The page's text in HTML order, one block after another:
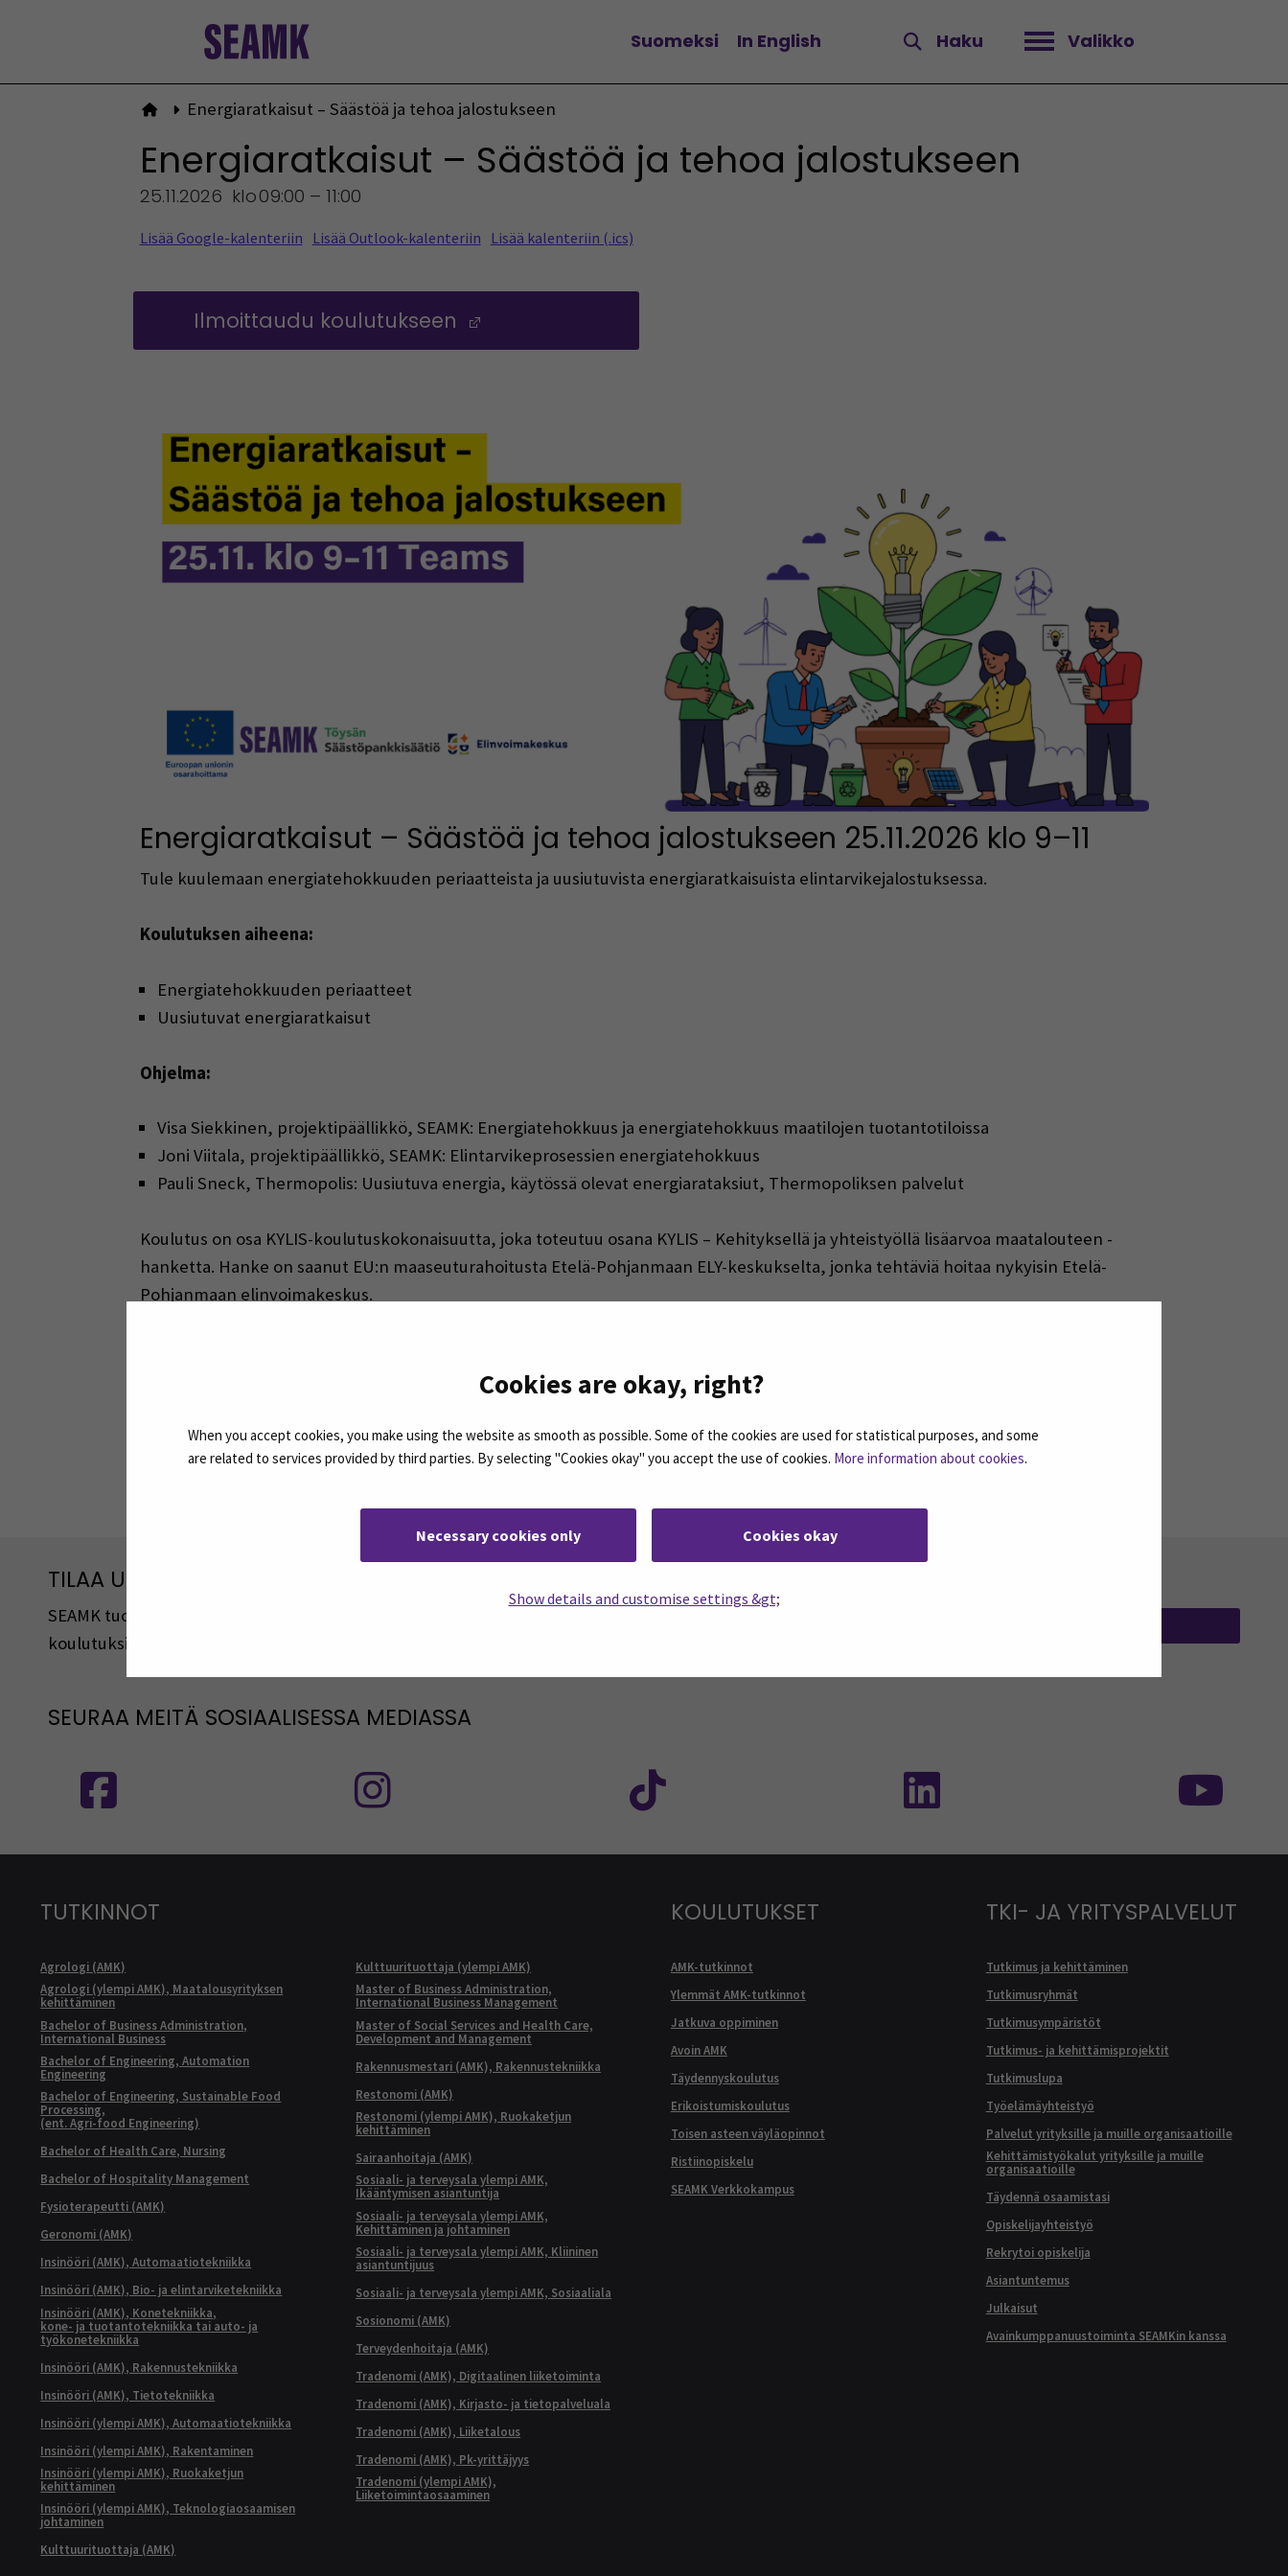
Cookies are okay, right?
When you accept cookies, you make using the website as smooth as possible. Some of the cookies are used for statistical purposes, and some
are related to services provided by third parties. By selecting "Cookies okay" you accept the use of cookies. More information about cookies.
Necessary cookies only Cookies okay
Show details and customise settings &gt;
Vaihda kieltä
Suomeksi In English Haku Valikko
Avaa valikko
Etusivulle
Energiaratkaisut – Säästöä ja tehoa jalostukseen
Energiaratkaisut – Säästöä ja tehoa jalostukseen
25.11.2026 klo09:00 – 11:00
Lisää Google-kalenteriin Lisää Outlook-kalenteriin Lisää kalenteriin (.ics)
Ilmoittaudu koulutukseen
Energiaratkaisut – Säästöä ja tehoa jalostukseen 25.11.2026 klo 9–11
Tule kuulemaan energiatehokkuuden periaatteista ja uusiutuvista energiaratkaisuista elintarvikejalostuksessa.
Koulutuksen aiheena:
Energiatehokkuuden periaatteet
Uusiutuvat energiaratkaisut
Ohjelma:
Visa Siekkinen, projektipäällikkö, SEAMK: Energiatehokkuus ja energiatehokkuus maatilojen tuotantotiloissa
Joni Viitala, projektipäällikkö, SEAMK: Elintarvikeprosessien energiatehokkuus
Pauli Sneck, Thermopolis: Uusiutuva energia, käytössä olevat energiarataksiut, Thermopoliksen palvelut
Koulutus on osa KYLIS-koulutuskokonaisuutta, joka toteutuu osana KYLIS – Kehityksellä ja yhteistyöllä lisäarvoa maatalouteen -
hanketta. Hanke on saanut EU:n maaseuturahoitusta Etelä-Pohjanmaan ELY-keskukselta, jonka tehtäviä hoitaa nykyisin Etelä-
Pohjanmaan elinvoimakeskus.
TILAA UUTISKIRJEITÄMME
SEAMK tuottaa uutiskirjeitä eri aiheista. Uutiskirjeemme ovat koosteita SEAMKin ajankohtaisista
koulutuksista, tapahtumista ja asioista.
SEURAA MEITÄ SOSIAALISESSA MEDIASSA
TUTKINNOT
Agrologi (AMK)
Agrologi (ylempi AMK), Maatalousyrityksen
kehittäminen
Bachelor of Business Administration,
International Business
Bachelor of Engineering, Automation
Engineering
Bachelor of Engineering, Sustainable Food
Processing,
(ent. Agri-food Engineering)
Bachelor of Health Care, Nursing
Bachelor of Hospitality Management
Fysioterapeutti (AMK)
Geronomi (AMK)
Insinööri (AMK), Automaatiotekniikka
Insinööri (AMK), Bio- ja elintarviketekniikka
Insinööri (AMK), Konetekniikka,
kone- ja tuotantotekniikka tai auto- ja
työkonetekniikka
Insinööri (AMK), Rakennustekniikka
Insinööri (AMK), Tietotekniikka
Insinööri (ylempi AMK), Automaatiotekniikka
Insinööri (ylempi AMK), Rakentaminen
Insinööri (ylempi AMK), Ruokaketjun
kehittäminen
Insinööri (ylempi AMK), Teknologiaosaamisen
johtaminen
Kulttuurituottaja (AMK)
Kulttuurituottaja (ylempi AMK)
Master of Business Administration,
International Business Management
Master of Social Services and Health Care,
Development and Management
Rakennusmestari (AMK), Rakennustekniikka
Restonomi (AMK)
Restonomi (ylempi AMK), Ruokaketjun
kehittäminen
Sairaanhoitaja (AMK)
Sosiaali- ja terveysala ylempi AMK,
Ikääntymisen asiantuntija
Sosiaali- ja terveysala ylempi AMK,
Kehittäminen ja johtaminen
Sosiaali- ja terveysala ylempi AMK, Kliininen
asiantuntijuus
Sosiaali- ja terveysala ylempi AMK, Sosiaaliala
Sosionomi (AMK)
Terveydenhoitaja (AMK)
Tradenomi (AMK), Digitaalinen liiketoiminta
Tradenomi (AMK), Kirjasto- ja tietopalveluala
Tradenomi (AMK), Liiketalous
Tradenomi (AMK), Pk-yrittäjyys
Tradenomi (ylempi AMK),
Liiketoimintaosaaminen
KOULUTUKSET
AMK-tutkinnot
Ylemmät AMK-tutkinnot
Jatkuva oppiminen
Avoin AMK
Täydennyskoulutus
Erikoistumiskoulutus
Toisen asteen väyläopinnot
Ristiinopiskelu
SEAMK Verkkokampus
TKI- JA YRITYSPALVELUT
Tutkimus ja kehittäminen
Tutkimusryhmät
Tutkimusympäristöt
Tutkimus- ja kehittämisprojektit
Tutkimuslupa
Työelämäyhteistyö
Palvelut yrityksille ja muille organisaatioille
Kehittämistyökalut yrityksille ja muille
organisaatioille
Täydennä osaamistasi
Opiskelijayhteistyö
Rekrytoi opiskelija
Asiantuntemus
Julkaisut
Avainkumppanuustoiminta SEAMKin kanssa